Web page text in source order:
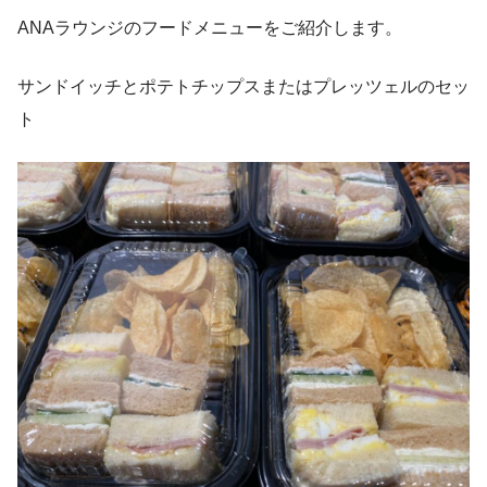
ANAラウンジのフードメニューをご紹介します。
サンドイッチとポテトチップスまたはプレッツェルのセッ
ト